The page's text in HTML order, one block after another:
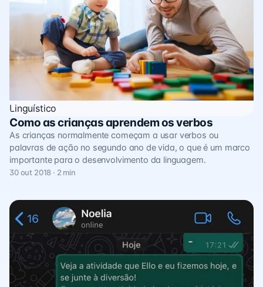
Linguístico
Como as crianças aprendem os verbos
As crianças normalmente começam a usar verbos ou
palavras de ação no segundo ano de vida, o que é um marco
importante para o desenvolvimento da linguagem.
30 out 2018 · 2 min